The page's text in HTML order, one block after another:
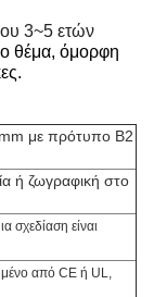
3~5 ετών
θέμα, όμορφη
με πρότυπο B2
ή ζωγραφική στο
σχεδίαση είναι
από CE ή UL,